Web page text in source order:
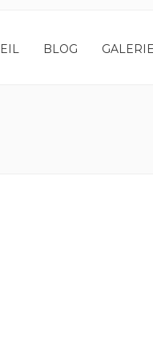
BLOG